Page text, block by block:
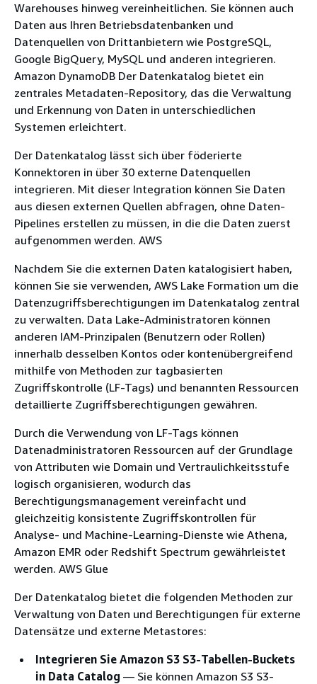
Warehouses hinweg vereinheitlichen. Sie können auch
Daten aus Ihren Betriebsdatenbanken und
Datenquellen von Drittanbietern wie PostgreSQL,
Google BigQuery, MySQL und anderen integrieren.
Amazon DynamoDB Der Datenkatalog bietet ein
zentrales Metadaten-Repository, das die Verwaltung
und Erkennung von Daten in unterschiedlichen
Systemen erleichtert.
Der Datenkatalog lässt sich über föderierte
Konnektoren in über 30 externe Datenquellen
integrieren. Mit dieser Integration können Sie Daten
aus diesen externen Quellen abfragen, ohne Daten-
Pipelines erstellen zu müssen, in die die Daten zuerst
aufgenommen werden. AWS
Nachdem Sie die externen Daten katalogisiert haben,
können Sie sie verwenden, AWS Lake Formation um die
Datenzugriffsberechtigungen im Datenkatalog zentral
zu verwalten. Data Lake-Administratoren können
anderen IAM-Prinzipalen (Benutzern oder Rollen)
innerhalb desselben Kontos oder kontenübergreifend
mithilfe von Methoden zur tagbasierten
Zugriffskontrolle (LF-Tags) und benannten Ressourcen
detaillierte Zugriffsberechtigungen gewähren.
Durch die Verwendung von LF-Tags können
Datenadministratoren Ressourcen auf der Grundlage
von Attributen wie Domain und Vertraulichkeitsstufe
logisch organisieren, wodurch das
Berechtigungsmanagement vereinfacht und
gleichzeitig konsistente Zugriffskontrollen für
Analyse- und Machine-Learning-Dienste wie Athena,
Amazon EMR oder Redshift Spectrum gewährleistet
werden. AWS Glue
Der Datenkatalog bietet die folgenden Methoden zur
Verwaltung von Daten und Berechtigungen für externe
Datensätze und externe Metastores:
Integrieren Sie Amazon S3 S3-Tabellen-Buckets
in Data Catalog — Sie können Amazon S3 S3-